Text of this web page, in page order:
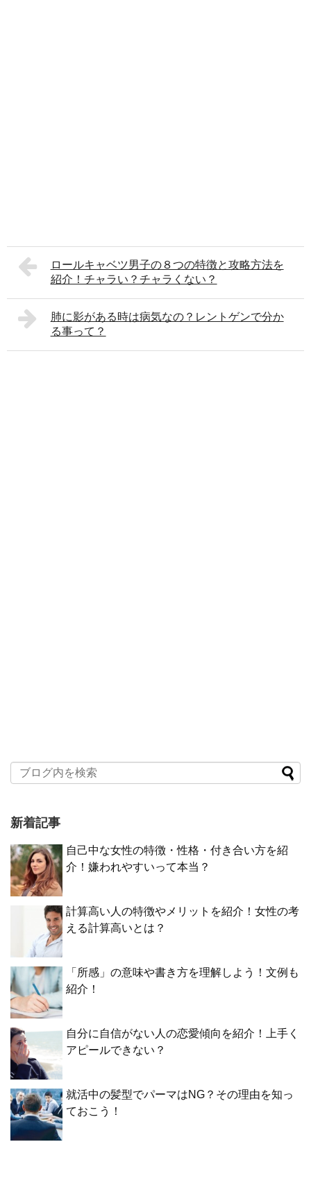
ロールキャベツ男子の８つの特徴と攻略方法を
紹介！チャラい？チャラくない？
肺に影がある時は病気なの？レントゲンで分か
る事って？
新着記事
自己中な女性の特徴・性格・付き合い方を紹
介！嫌われやすいって本当？
計算高い人の特徴やメリットを紹介！女性の考
える計算高いとは？
「所感」の意味や書き方を理解しよう！文例も
紹介！
自分に自信がない人の恋愛傾向を紹介！上手く
アピールできない？
就活中の髪型でパーマはNG？その理由を知っ
ておこう！